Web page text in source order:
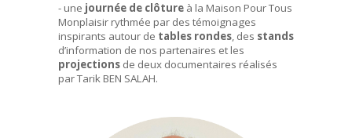
- une journée de clôture à la Maison Pour Tous
Monplaisir rythmée par des témoignages
inspirants autour de tables rondes, des stands
d’information de nos partenaires et les
projections de deux documentaires réalisés
par Tarik BEN SALAH.